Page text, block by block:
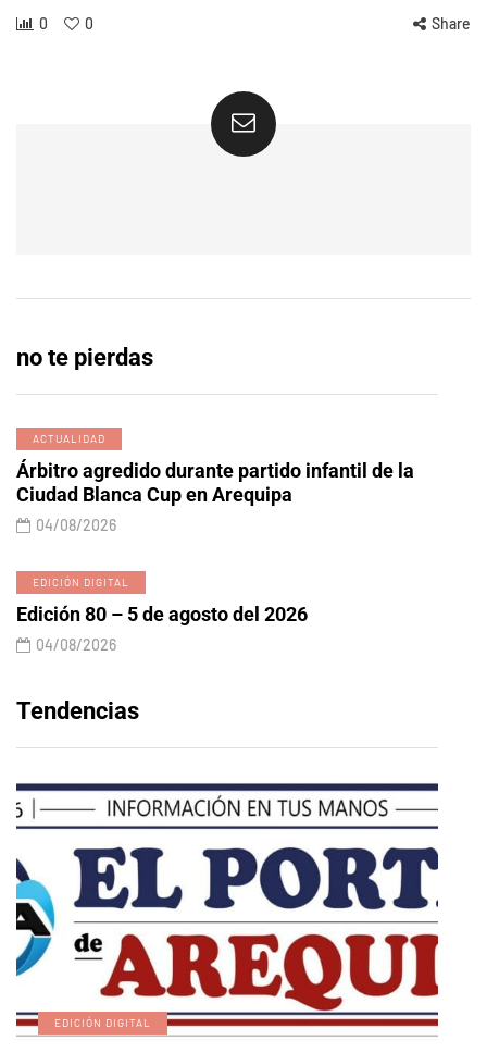
0 0 Share
no te pierdas
ACTUALIDAD
Árbitro agredido durante partido infantil de la
Ciudad Blanca Cup en Arequipa
04/08/2026
EDICIÓN DIGITAL
Edición 80 – 5 de agosto del 2026
04/08/2026
Tendencias
EDICIÓN DIGITAL